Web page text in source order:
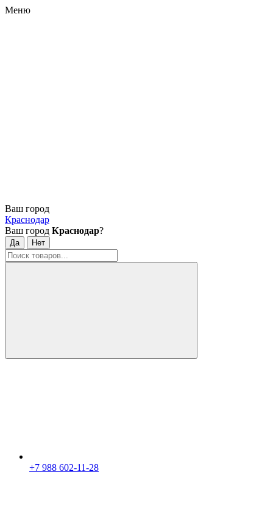
Меню
Ваш город
Краснодар
Ваш город Краснодар?
+7 988 602-11-28